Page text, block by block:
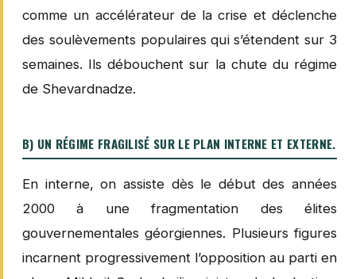
comme un accélérateur de la crise et déclenche
des soulèvements populaires qui s’étendent sur 3
semaines. Ils débouchent sur la chute du régime
de Shevardnadze.
B) UN RÉGIME FRAGILISÉ SUR LE PLAN INTERNE ET EXTERNE.
En interne, on assiste dès le début des années
2000 à une fragmentation des élites
gouvernementales géorgiennes. Plusieurs figures
incarnent progressivement l’opposition au parti en